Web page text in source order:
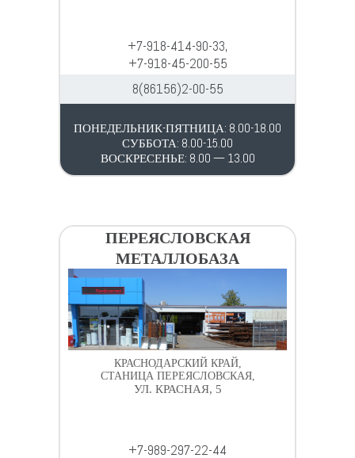
+7-918-414-90-33,
+7-918-45-200-55
8(86156)2-00-55
ПОНЕДЕЛЬНИК-ПЯТНИЦА: 8.00-18.00
СУББОТА: 8.00-15.00
ВОСКРЕСЕНЬЕ: 8.00 — 13.00
ПЕРЕЯСЛОВСКАЯ
МЕТАЛЛОБАЗА
КРАСНОДАРСКИЙ КРАЙ,
СТАНИЦА ПЕРЕЯСЛОВСКАЯ,
УЛ. КРАСНАЯ, 5
+7-989-297-22-44